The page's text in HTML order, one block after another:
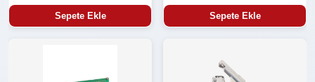
Sepete Ekle Sepete Ekle